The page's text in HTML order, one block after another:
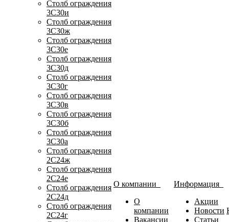
Столб ограждения
3С30и
Столб ограждения
3С30ж
Столб ограждения
3С30е
Столб ограждения
3С30д
Столб ограждения
3С30г
Столб ограждения
3С30в
Столб ограждения
3С30б
Столб ограждения
3С30а
Столб ограждения
2С24ж
Столб ограждения
2С24е
Столб ограждения
2С24д
Столб ограждения
2С24г
О компании
О
компании
Вакансии
Информация
Акции
Новости
Статьи